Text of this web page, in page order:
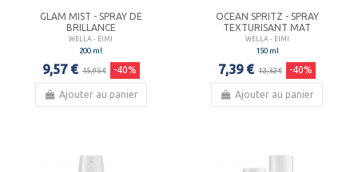
GLAM MIST - SPRAY DE
BRILLANCE
WELLA - EIMI
200 ml
9,57 € 15,95 € -40%
Ajouter au panier
OCEAN SPRITZ - SPRAY
TEXTURISANT MAT
WELLA - EIMI
150 ml
7,39 € 12,32 € -40%
Ajouter au panier